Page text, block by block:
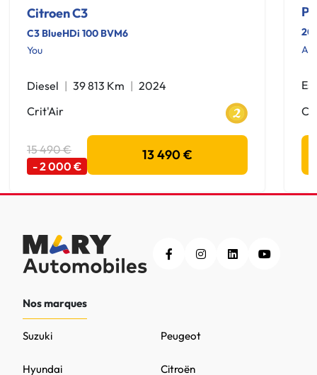
Citroen C3
C3 BlueHDi 100 BVM6
You
Diesel 39 813 Km
2024
Crit'Air
15 490 €
- 2 000 €
13 490 €
Nos marques
Peugeot
Citroën
Hyundai
Suzuki